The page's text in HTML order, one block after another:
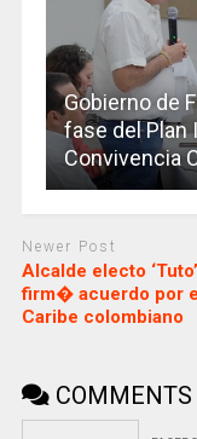
Gobierno de
fase del Plan
Convivencia
Newer Post
Alcalde electo
firm� acuerdo por
Caribe colombiano
COMMENTS